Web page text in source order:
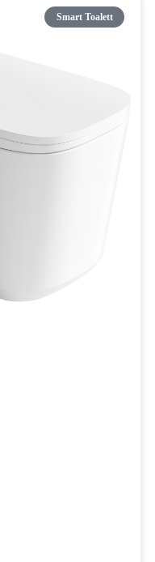
Smart Toalett